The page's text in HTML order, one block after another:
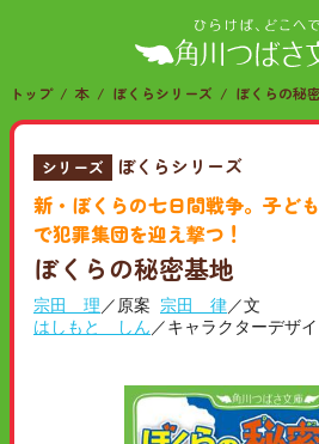
トップ 本 ぼくらシリーズ ぼくらの秘
シリーズ ぼくらシリーズ
新・ぼくらの七日間戦争。子ど
で犯罪集団を迎え撃つ！
ぼくらの秘密基地
宗田 理／原案 宗田 律／文
はしもと しん／キャラクターデザ